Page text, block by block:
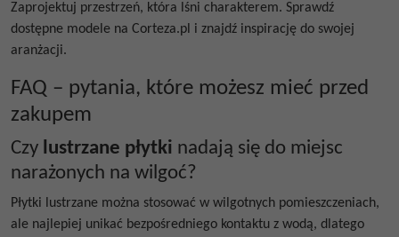
Zaprojektuj przestrzeń, która lśni charakterem. Sprawdź
dostępne modele na Corteza.pl i znajdź inspirację do swojej
aranżacji.
FAQ – pytania, które możesz mieć przed
zakupem
Czy lustrzane płytki nadają się do miejsc
narażonych na wilgoć?
Płytki lustrzane można stosować w wilgotnych pomieszczeniach,
ale najlepiej unikać bezpośredniego kontaktu z wodą, dlatego